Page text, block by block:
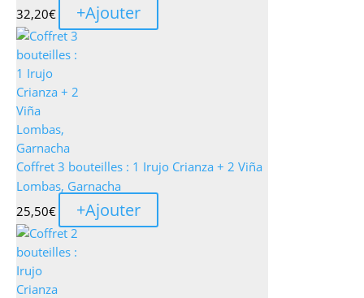
32,20€ +Ajouter
Coffret 3 bouteilles : 1 Irujo Crianza + 2 Viña
Lombas, Garnacha
25,50€ +Ajouter